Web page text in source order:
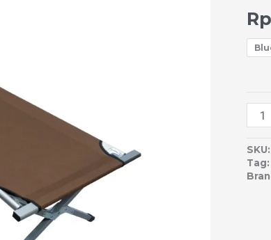
Rp
SKU:
Tag: